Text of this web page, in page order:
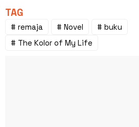
TAG
# remaja # Novel
# buku
# The Kolor of My Life